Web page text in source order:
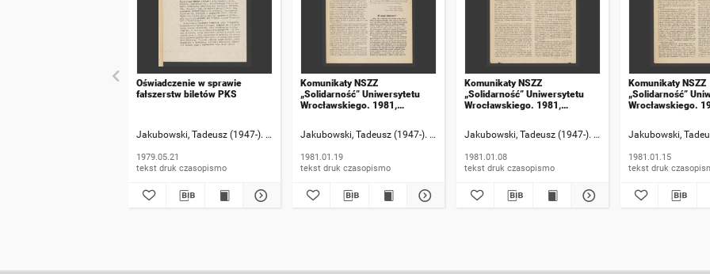
Oświadczenie w sprawie
fałszerstw biletów PKS
Jakubowski, Tadeusz (1947-). Rzecznik informacji
1979.05.21
tekst druk czasopismo
Komunikaty NSZZ
„Solidarność” Uniwersytetu
Wrocławskiego. 1981,
Jakubowski, Tadeusz (1947-). Rzecznik informacji
1981.01.19
tekst druk czasopismo
Komunikaty NSZZ
„Solidarność” Uniwersytetu
Wrocławskiego. 1981,
Jakubowski, Tadeusz (1947-). Rzecznik informacji
1981.01.08
tekst druk czasopismo
Komunikaty NSZZ
„Solidarność”
Wrocławskiego.
Jakubowski,
1981.01.15
tekst druk